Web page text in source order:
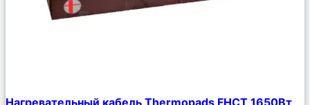
Нагревательный кабель Thermopads FHCТ 1650Вт